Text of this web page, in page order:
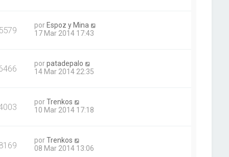
5579 por Espoz y Mina
17 Mar 2014 17:43
porpatadepalo
14 Mar 2014 22:35
porTrenkos
10 Mar 2014 17:18
porTrenkos
08 Mar 2014 13:06